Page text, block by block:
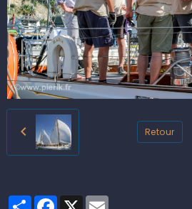
Retour
PartagerFacebook
X